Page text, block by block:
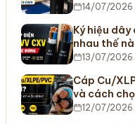
14/07/2026
Ký hiệu dây
nhau thế
13/07/2026
Cáp Cu/
và cách
12/07/2026